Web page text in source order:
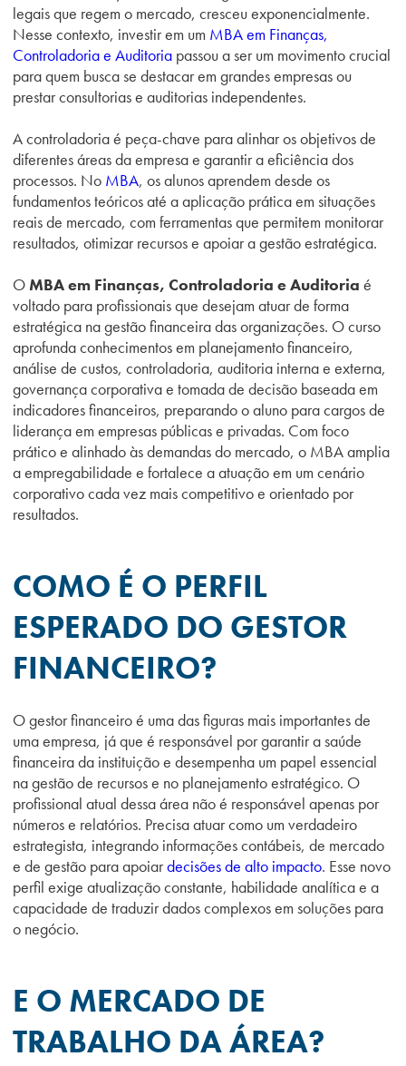
legais que regem o mercado, cresceu exponencialmente.
Nesse contexto, investir em um MBA em Finanças,
Controladoria e Auditoria passou a ser um movimento crucial
para quem busca se destacar em grandes empresas ou
prestar consultorias e auditorias independentes.
A controladoria é peça-chave para alinhar os objetivos de
diferentes áreas da empresa e garantir a eficiência dos
processos. No MBA, os alunos aprendem desde os
fundamentos teóricos até a aplicação prática em situações
reais de mercado, com ferramentas que permitem monitorar
resultados, otimizar recursos e apoiar a gestão estratégica.
OMBA em Finanças, Controladoria e Auditoria é
voltado para profissionais que desejam atuar de forma
estratégica na gestão financeira das organizações. O curso
aprofunda conhecimentos em planejamento financeiro,
análise de custos, controladoria, auditoria interna e externa,
governança corporativa e tomada de decisão baseada em
indicadores financeiros, preparando o aluno para cargos de
liderança em empresas públicas e privadas. Com foco
prático e alinhado às demandas do mercado, o MBA amplia
a empregabilidade e fortalece a atuação em um cenário
corporativo cada vez mais competitivo e orientado por
resultados.
COMO É O PERFIL
ESPERADO DO GESTOR
FINANCEIRO?
O gestor financeiro é uma das figuras mais importantes de
uma empresa, já que é responsável por garantir a saúde
financeira da instituição e desempenha um papel essencial
na gestão de recursos e no planejamento estratégico. O
profissional atual dessa área não é responsável apenas por
números e relatórios. Precisa atuar como um verdadeiro
estrategista, integrando informações contábeis, de mercado
e de gestão para apoiardecisões de alto impacto. Esse novo
perfil exige atualização constante, habilidade analítica e a
capacidade de traduzir dados complexos em soluções para
o negócio.
E O MERCADO DE
TRABALHO DA ÁREA?